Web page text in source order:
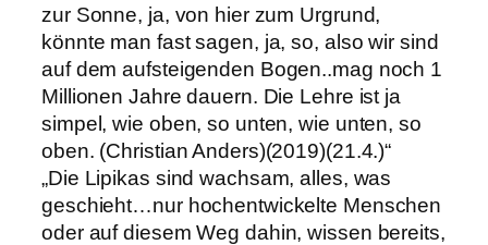
zur Sonne, ja, von hier zum Urgrund,
könnte man fast sagen, ja, so, also wir sind
auf dem aufsteigenden Bogen..mag noch 1
Millionen Jahre dauern. Die Lehre ist ja
simpel, wie oben, so unten, wie unten, so
oben. (Christian Anders)(2019)(21.4.)“
„Die Lipikas sind wachsam, alles, was
geschieht…nur hochentwickelte Menschen
oder auf diesem Weg dahin, wissen bereits,